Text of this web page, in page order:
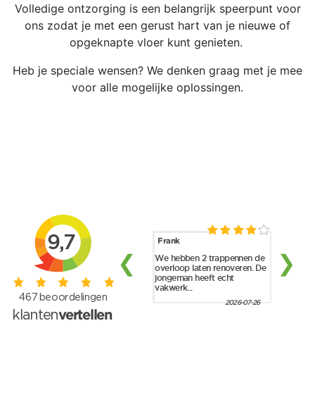
Volledige ontzorging is een belangrijk speerpunt voor
ons zodat je met een gerust hart van je nieuwe of
opgeknapte vloer kunt genieten.
Heb je speciale wensen? We denken graag met je mee
voor alle mogelijke oplossingen.